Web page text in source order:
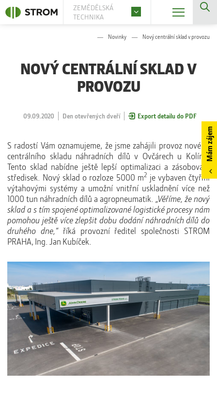
ZEMĚDĚLSKÁ
TECHNIKA
Mám zájem
Novinky Nový centrální sklad v provozu
NOVÝ CENTRÁLNÍ SKLAD V
PROVOZU
09.09.2020 Den otevřených dveří Export detailu do PDF
S radostí Vám oznamujeme, že jsme zahájili provoz nového
centrálního skladu náhradních dílů v Ovčárech u Kolína.
Tento sklad nabídne ještě lepší optimalizaci a zásobování
středisek. Nový sklad o rozloze 5000 m2 je vybaven čtyřmi
výtahovými systémy a umožní vnitřní uskladnění více než
1000 tun náhradních dílů a agropneumatik. „Věříme, že nový
sklad a s tím spojené optimalizované logistické procesy nám
pomohou ještě více zlepšit dobu dodání náhradních dílů do
druhého dne,“říká provozní ředitel společnosti STROM
PRAHA, Ing. Jan Kubíček.